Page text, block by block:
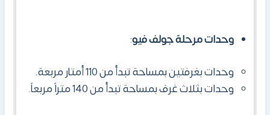
وحدات مرحلة جولف فيو:
وحدات بغرفتين بمساحة تبدأ من 110 أمتار مربعة.
وحدات بثلاث غرف بمساحة تبدأ من 140 متراً مربعاً.